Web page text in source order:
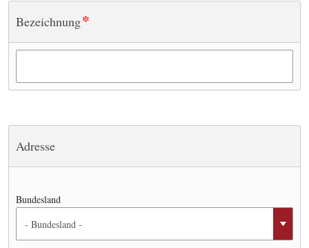
Bezeichnung*
Adresse
Bundesland